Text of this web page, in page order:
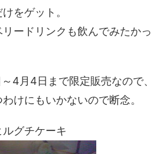
をゲット。
ードリンクも飲んでみたかっ
4月4日まで限定販売なので、
けにもいかないので断念。
グチケーキ